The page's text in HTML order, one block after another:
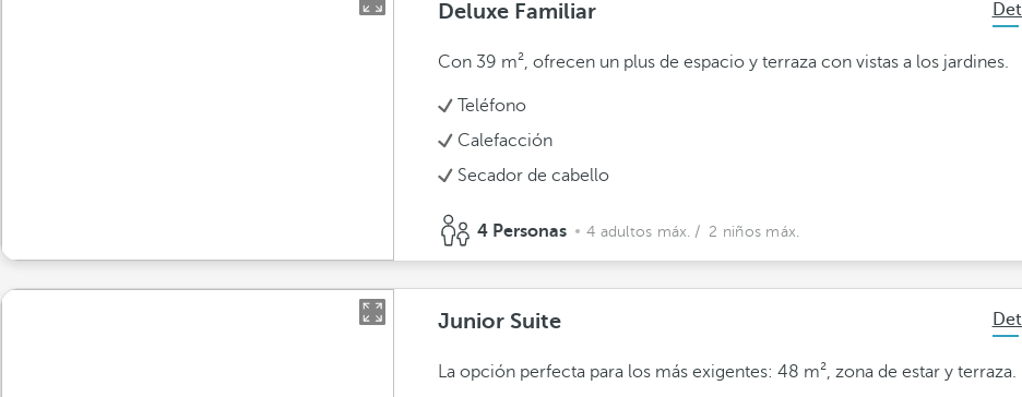
Deluxe Familiar
Con 39 m², ofrecen un plus de espacio y terraza con vistas a los jardines.
Teléfono
Calefacción
Secador de cabello
4 Personas 4 adultos máx. / 2 niños máx.
Junior Suite
La opción perfecta para los más exigentes: 48 m², zona de estar y terraza.